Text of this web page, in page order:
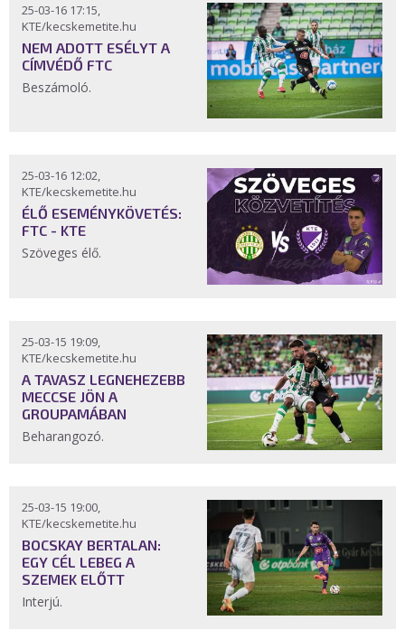
25-03-16 17:15,
KTE/kecskemetite.hu
NEM ADOTT ESÉLYT A
CÍMVÉDŐ FTC
Beszámoló.
25-03-16 12:02,
KTE/kecskemetite.hu
ÉLŐ ESEMÉNYKÖVETÉS:
FTC - KTE
Szöveges élő.
25-03-15 19:09,
KTE/kecskemetite.hu
A TAVASZ LEGNEHEZEBB
MECCSE JÖN A
GROUPAMÁBAN
Beharangozó.
25-03-15 19:00,
KTE/kecskemetite.hu
BOCSKAY BERTALAN:
EGY CÉL LEBEG A
SZEMEK ELŐTT
Interjú.